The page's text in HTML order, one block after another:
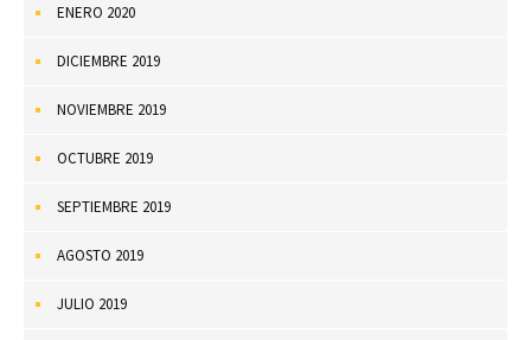
ENERO 2020
DICIEMBRE 2019
NOVIEMBRE 2019
OCTUBRE 2019
SEPTIEMBRE 2019
AGOSTO 2019
JULIO 2019